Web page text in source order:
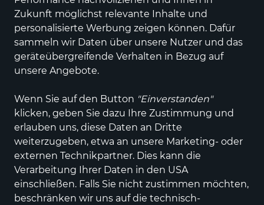
Zukunft möglichst relevante Inhalte und
personalisierte Werbung zeigen können. Dafür
sammeln wir Daten über unsere Nutzer und das
geräteübergreifende Verhalten in Bezug auf
unsere Angebote.
Wenn Sie auf den Button "Einverstanden"
klicken, geben Sie dazu Ihre Zustimmung und
erlauben uns, diese Daten an Dritte
weiterzugeben, etwa an unsere Marketing- oder
externen Technikpartner. Dies kann die
Verarbeitung Ihrer Daten in den USA
einschließen. Falls Sie nicht zustimmen möchten,
beschränken wir uns auf die technisch-
Genuss
Getränke
Getränke
ALLE FILTER
33 Produkte